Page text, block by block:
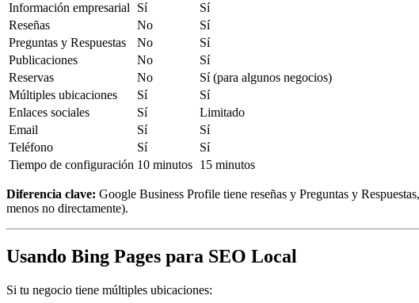
Información empresarial
Sí
Sí
Reseñas
No
Sí
Preguntas y Respuestas
No
Sí
Publicaciones
No
Sí
Reservas
No
Sí (para algunos negocios)
Múltiples ubicaciones
Sí
Sí
Enlaces sociales
Sí
Limitado
Email
Sí
Sí
Teléfono
Sí
Sí
Tiempo de configuración 10 minutos 15 minutos
Diferencia clave: Google Business Profile tiene reseñas y Preguntas y
menos no directamente).
Usando Bing Pages para SEO Local
Si tu negocio tiene múltiples ubicaciones: